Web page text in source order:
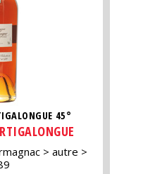
45°
autre